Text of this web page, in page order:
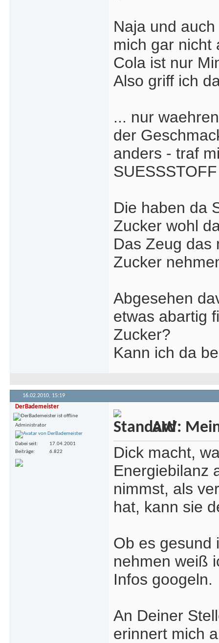
Naja und
mich gar nicht
Cola ist nur
Also griff ich
... nur
der
anders - traf
Die haben da
Zucker wohl
Das Zeug das
Zucker
Abgesehen
etwas abartig
Zucker?
Kann ich da
16.02.2010, 15:19
DerBademeister
Administrator
Dabei seit
17.04.2001
Beiträge
6.822
AW:
Dick macht,
Energiebilanz
nimmst, als
hat, kann sie
Ob es gesund
nehmen weiß
Infos googeln.
An Deiner
erinnert mich